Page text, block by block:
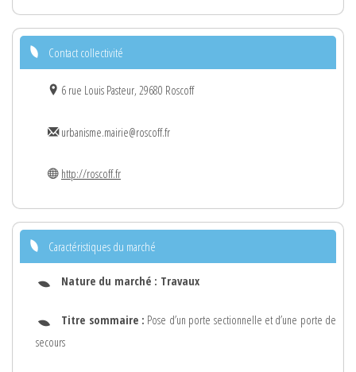
Contact collectivité
6 rue Louis Pasteur, 29680 Roscoff
urbanisme.mairie@roscoff.fr
http://roscoff.fr
Caractéristiques du marché
Nature du marché : Travaux
Titre sommaire : Pose d’un porte sectionnelle et d’une porte de
secours